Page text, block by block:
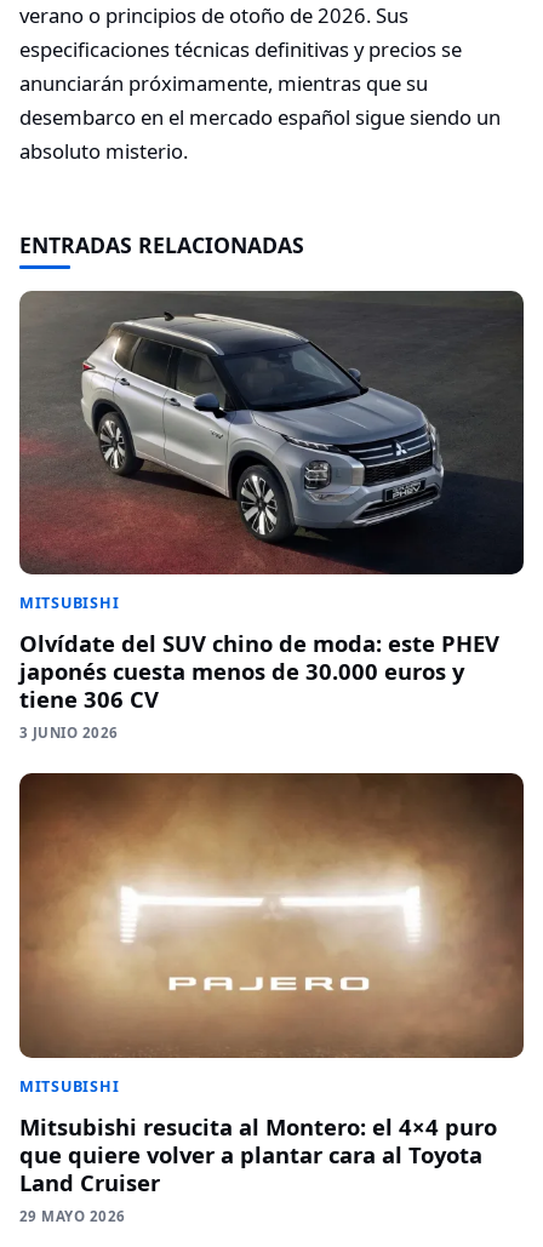
verano o principios de otoño de 2026. Sus
especificaciones técnicas definitivas y precios se
anunciarán próximamente, mientras que su
desembarco en el mercado español sigue siendo un
absoluto misterio.
ENTRADAS RELACIONADAS
MITSUBISHI
Olvídate del SUV chino de moda: este PHEV
japonés cuesta menos de 30.000 euros y
tiene 306 CV
3 JUNIO 2026
MITSUBISHI
Mitsubishi resucita al Montero: el 4×4 puro
que quiere volver a plantar cara al Toyota
Land Cruiser
29 MAYO 2026